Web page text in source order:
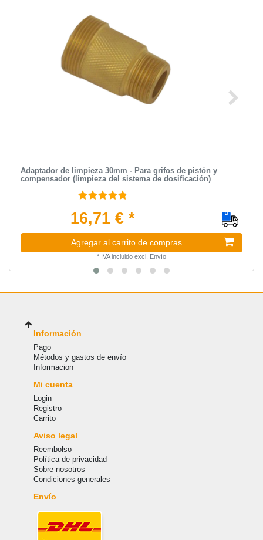
Adaptador de limpieza 30mm - Para grifos de pistón y
compensador (limpieza del sistema de dosificación)
16,71 € *
Agregar al carrito de compras
* IVA incluido excl. Envío
Información
Pago
Métodos y gastos de envío
Informacion
Mi cuenta
Login
Registro
Carrito
Aviso legal
Reembolso
Política de privacidad
Sobre nosotros
Condiciones generales
Envío